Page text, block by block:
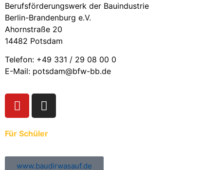
Berufsförderungswerk der Bauindustrie
Berlin-Brandenburg e.V.
Ahornstraße 20
14482 Potsdam
Telefon: +49 331 / 29 08 00 0
E-Mail: potsdam@bfw-bb.de
Für Schüler
www.baudirwasauf.de